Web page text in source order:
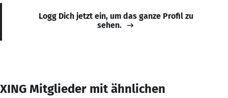
Logg Dich jetzt ein, um das ganze Profil zu
sehen.
XING Mitglieder mit ähnlichen